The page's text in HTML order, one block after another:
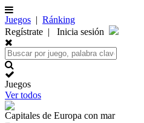
Juegos | Ránking
Regístrate | Inicia sesión
Juegos
Ver todos
Capitales de Europa con mar